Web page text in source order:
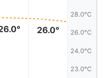
28.0°C
26.0°C
24.0°C
23.0°C
26.0°